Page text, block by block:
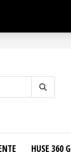
HUSE 360